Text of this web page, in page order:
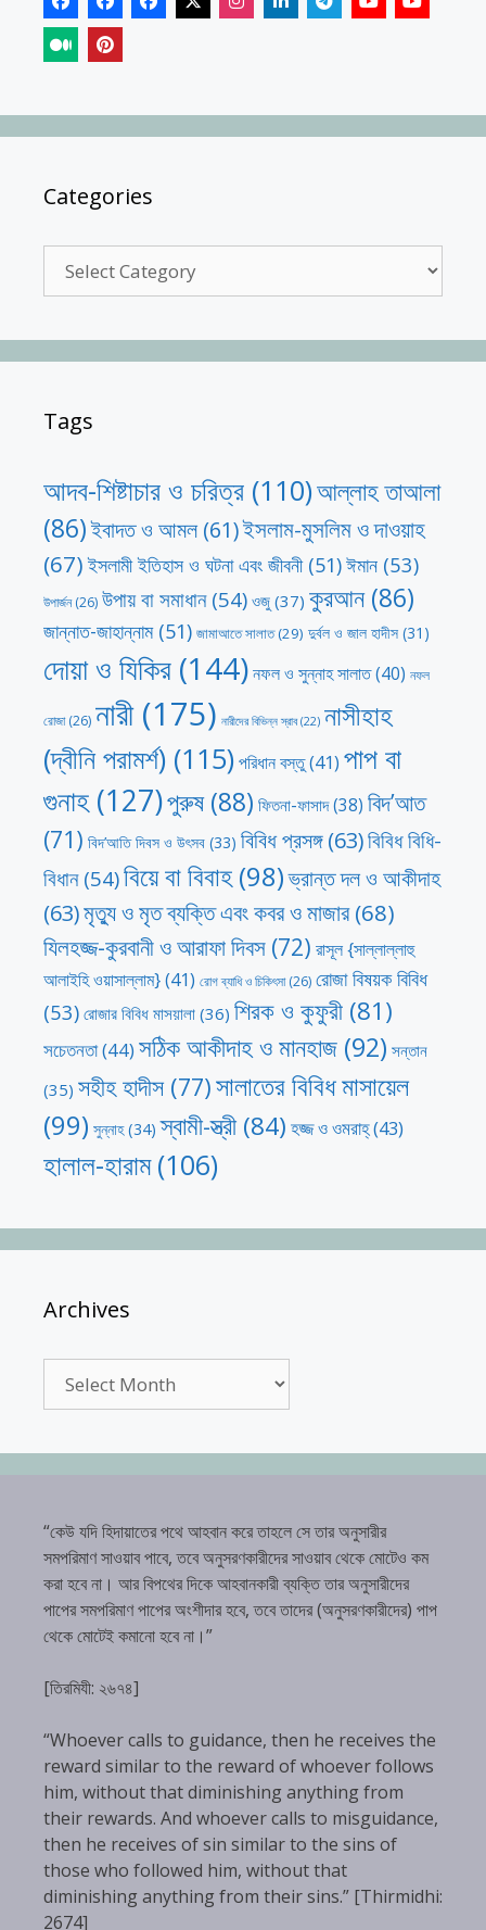
Categories
Tags
আদব-শিষ্টাচার ও চরিত্র (110)আল্লাহ তাআলা
(86)ইবাদত ও আমল(61)ইসলাম-মুসলিম ও দাওয়াহ
(67) ইসলামী ইতিহাস ও ঘটনা এবং জীবনী(51)ঈমান (53)
উপার্জন(26) উপায় বা সমাধান(54) ওজু (37) কুরআন(86)
জান্নাত-জাহান্নাম(51) জামাআতে সালাত(29) দুর্বল ও জাল হাদীস (31)
দোয়া ও যিকির (144)নফল ও সুন্নাহ সালাত(40) নফল
রোজা(26) নারী(175) নারীদের বিভিন্ন স্রাব(22) নাসীহাহ
(দ্বীনি পরামর্শ) (115)পরিধান বস্তু(41) পাপ বা
গুনাহ(127)পুরুষ(88) ফিতনা-ফাসাদ(38) বিদ’আত
(71) বিদ’আতি দিবস ও উৎসব (33) বিবিধ প্রসঙ্গ(63)বিবিধ বিধি-
বিধান(54)বিয়ে বা বিবাহ (98)ভ্রান্ত দল ও আকীদাহ
(63)মৃত্যু ও মৃত ব্যক্তি এবং কবর ও মাজার(68)
যিলহজ্জ-কুরবানী ও আরাফা দিবস (72) রাসূল {সাল্লাল্লাহু
আলাইহি ওয়াসাল্লাম}(41) রোগ ব্যাধি ও চিকিৎসা(26) রোজা বিষয়ক বিবিধ
(53) রোজার বিবিধ মাসয়ালা (36) শিরক ও কুফুরী (81)
সচেতনতা(44) সঠিক আকীদাহ ও মানহাজ (92) সন্তান
(35) সহীহ হাদীস(77)সালাতের বিবিধ মাসায়েল
(99) সুন্নাহ(34) স্বামী-স্ত্রী(84) হজ্জ ও ওমরাহ্‌(43)
হালাল-হারাম(106)
Archives
“কেউ যদি হিদায়াতের পথে আহবান করে তাহলে সে তার অনুসারীর
সমপরিমাণ সাওয়াব পাবে, তবে অনুসরণকারীদের সাওয়াব থেকে মোটেও কম
করা হবে না। আর বিপথের দিকে আহবানকারী ব্যক্তি তার অনুসারীদের
পাপের সমপরিমাণ পাপের অংশীদার হবে, তবে তাদের (অনুসরণকারীদের) পাপ
থেকে মোটেই কমানো হবে না।”
[তিরমিযী: ২৬৭৪]
“Whoever calls to guidance, then he receives the
reward similar to the reward of whoever follows
him, without that diminishing anything from
their rewards. And whoever calls to misguidance,
then he receives of sin similar to the sins of
those who followed him, without that
diminishing anything from their sins.” [Thirmidhi:
2674]